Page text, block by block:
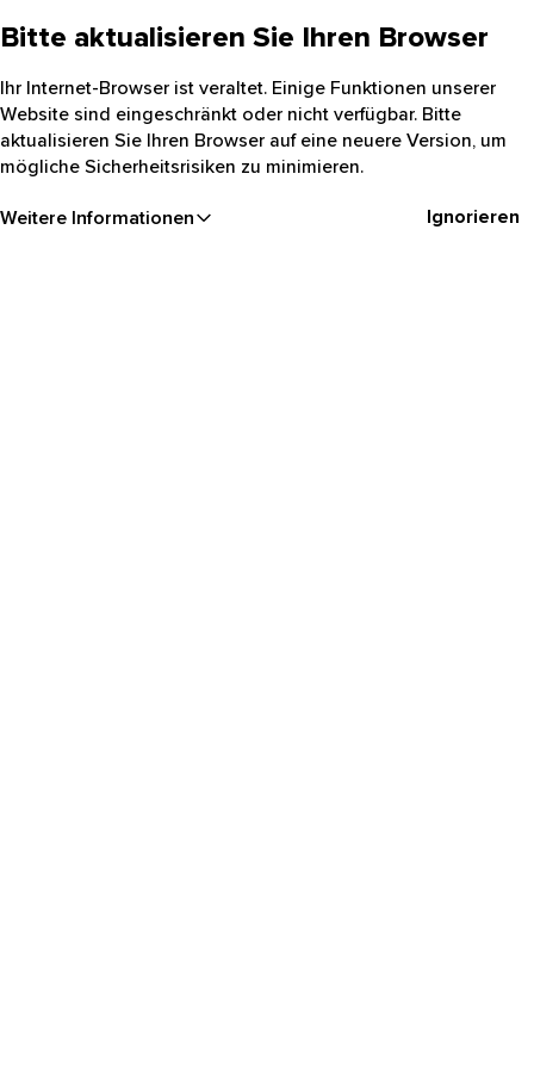
Bitte aktualisieren Sie Ihren Browser
Ihr Internet-Browser ist veraltet. Einige Funktionen unserer
Website sind eingeschränkt oder nicht verfügbar. Bitte
aktualisieren Sie Ihren Browser auf eine neuere Version, um
mögliche Sicherheitsrisiken zu minimieren.
Weitere Informationen Ignorieren